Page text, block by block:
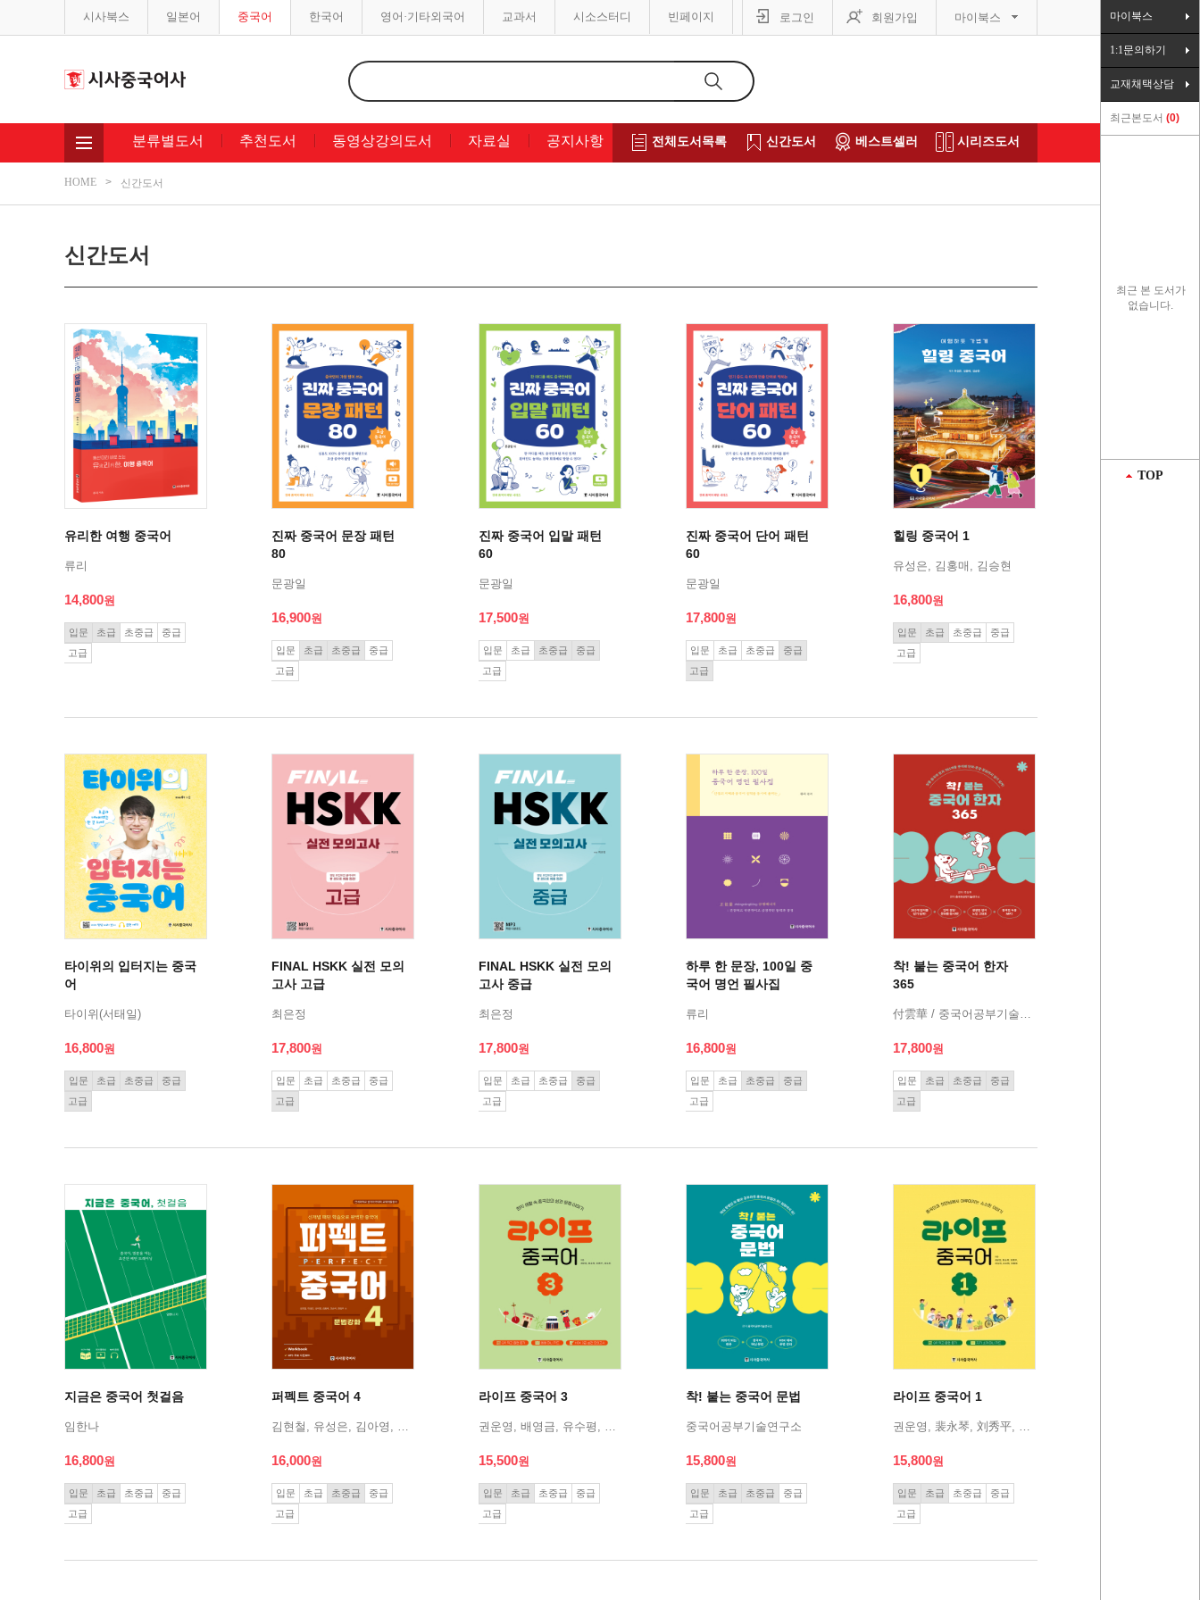
시사북스 일본어 중국어 한국어 영어·기타외국어 교과서 시소스터디 빈페이지 로그인 회원가입 마이북스
분류별도서 추천도서 동영상강의도서 자료실 공지사항 전체도서목록 신간도서 베스트셀러 시리즈도서
HOME 신간도서
신간도서
유리한 여행 중국어
류리
14,800
입문 초급 초중급
중급
고급
진짜 중국어 문장 패턴
80
문광일
16,900
입문 초급 초중급
중급
고급
진짜 중국어 입말 패턴
60
문광일
17,500
입문 초급 초중급
중급
고급
진짜 중국어 단어 패턴
60
문광일
17,800
입문 초급 초중급
중급
고급
힐링 중국어 1
유성은, 김홍매, 김승현
16,800
입문 초급 초중급
중급
고급
타이위의 입터지는 중국
어
타이위(서태일)
16,800
입문 초급 초중급
중급
고급
FINAL HSKK 실전 모의
고사 고급
최은정
17,800
입문 초급 초중급
중급
고급
FINAL HSKK 실전 모의
고사 중급
최은정
17,800
입문 초급 초중급
중급
고급
하루 한 문장, 100일 중
국어 명언 필사집
류리
16,800
입문 초급 초중급
중급
고급
착! 붙는 중국어 한자
365
付雲華 / 중국어공부기술연구소
17,800
입문 초급 초중급
중급
고급
지금은 중국어 첫걸음
임한나
16,800
입문 초급 초중급
중급
고급
퍼펙트 중국어 4
김현철, 유성은, 김아영, 김홍매, 권순자, 원립추
16,000
입문 초급 초중급
중급
고급
라이프 중국어 3
권운영, 배영금, 유수평, 유창리
15,500
입문 초급 초중급
중급
고급
착! 붙는 중국어 문법
중국어공부기술연구소
15,800
입문 초급 초중급
중급
고급
라이프 중국어 1
권운영, 裴永琴, 刘秀平, 刘仓利, 金红梅, 安秦锐
15,800
입문 초급 초중급
중급
고급
마이북스
1:1문의하기
교재채택상담
최근본도서 0
최근 본 도서가
없습니다.
TOP